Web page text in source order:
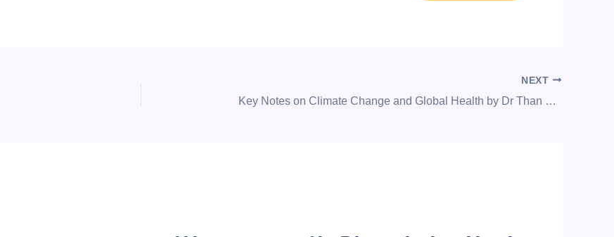
NEXT
Key Notes on Climate Change and Global Health by Dr Than Lwin Tun